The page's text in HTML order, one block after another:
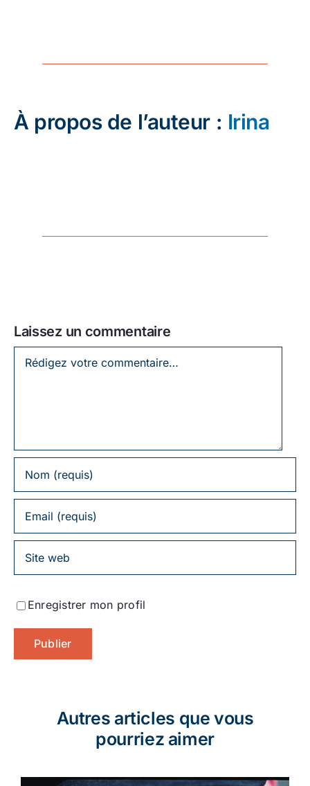
À propos de l’auteur : Irina
Laissez un commentaire
Laissez
Enregistrer mon profil
Autres articles que vous
pourriez aimer